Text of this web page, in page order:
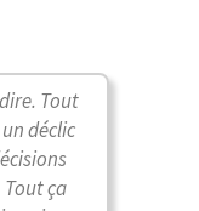
Tout
déclic
ça